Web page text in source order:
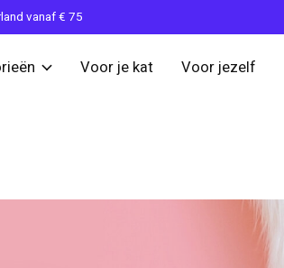
vanaf € 75
Voor je kat Voor jezelf